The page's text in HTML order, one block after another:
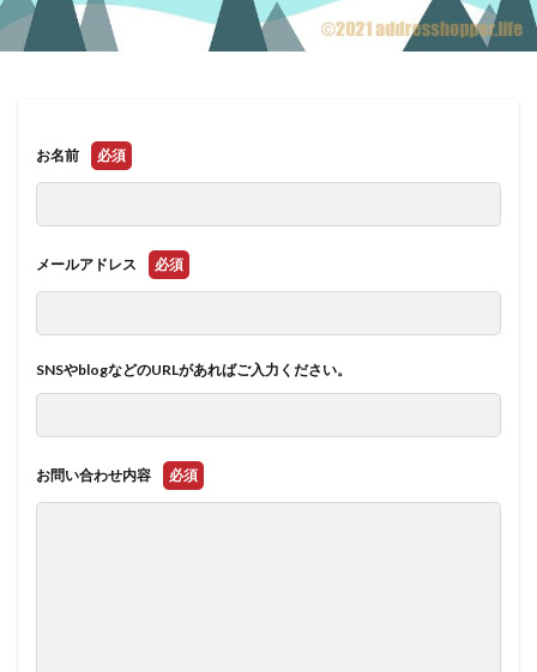
お名前 必須
メールアドレス 必須
SNSやblogなどのURLがあればご入力ください。
お問い合わせ内容 必須